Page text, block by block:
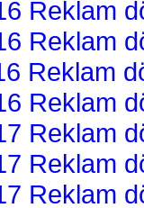
Reklam
Reklam
Reklam
Reklam
Reklam
Reklam
Reklam